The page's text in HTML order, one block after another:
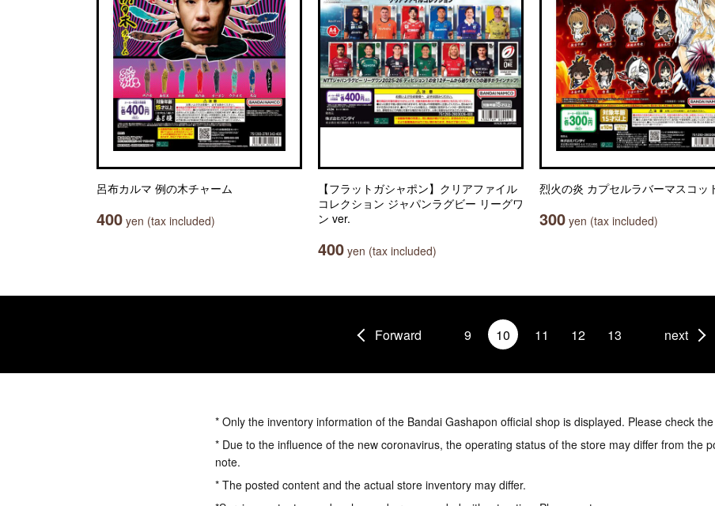
呂布カルマ 例の木チャーム
400 yen (tax included)
【フラットガシャポン】クリアファイル
コレクション ジャパンラグビー リーグワ
ン ver.
400 yen (tax included)
烈火の炎 カプセルラバーマスコッ
300 yen (tax included)
Forward 9 10 11 12 13 next
* Only the inventory information of the Bandai Gashapon official shop is displayed. Please check
* Due to the influence of the new coronavirus, the operating status of the store may differ from the
note.
* The posted content and the actual store inventory may differ.